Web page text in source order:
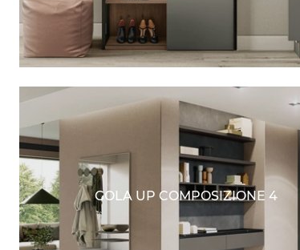
GOLA UP COMPOSIZIONE 4